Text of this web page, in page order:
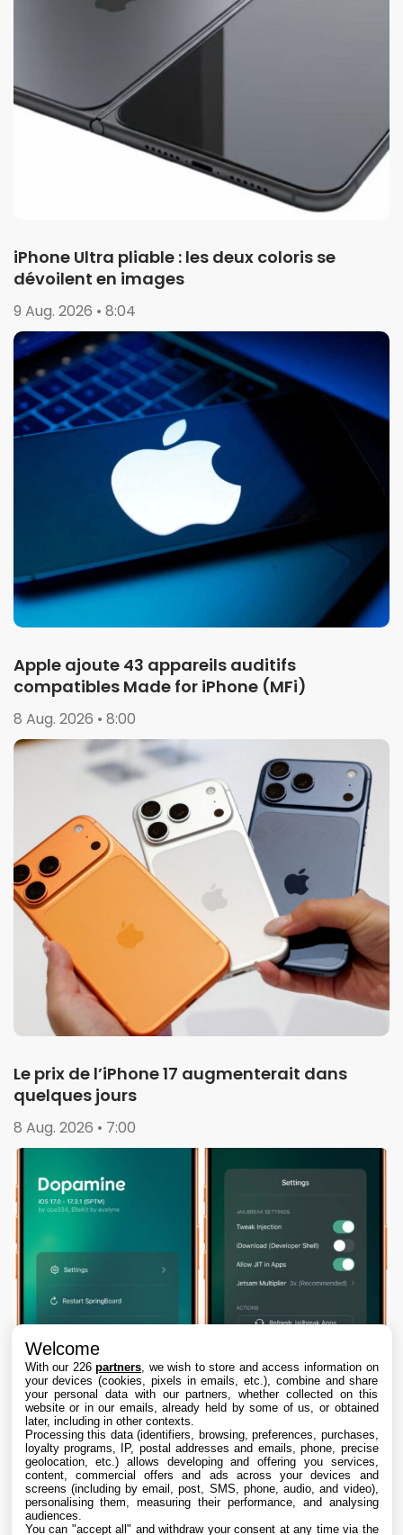
iPhone Ultra pliable : les deux coloris se
dévoilent en images
9 Aug. 2026 • 8:04
Apple ajoute 43 appareils auditifs
compatibles Made for iPhone (MFi)
8 Aug. 2026 • 8:00
Le prix de l’iPhone 17 augmenterait dans
quelques jours
8 Aug. 2026 • 7:00
Dopamine 3, le jailbreak pour iOS 26 sur
iPhone, est disponible
Welcome
With our 226partners , we wish to store and access information on
your devices (cookies, pixels in emails, etc.), combine and share
your personal data with our partners, whether collected on this
website or in our emails, already held by some of us, or obtained
later, including in other contexts.
Processing this data (identifiers, browsing, preferences, purchases,
loyalty programs, IP, postal addresses and emails, phone, precise
geolocation, etc.) allows developing and offering you services,
content, commercial offers and ads across your devices and
screens (including by email, post, SMS, phone, audio, and video),
personalising them, measuring their performance, and analysing
audiences.
You can "accept all" and withdraw your consent at any time via the